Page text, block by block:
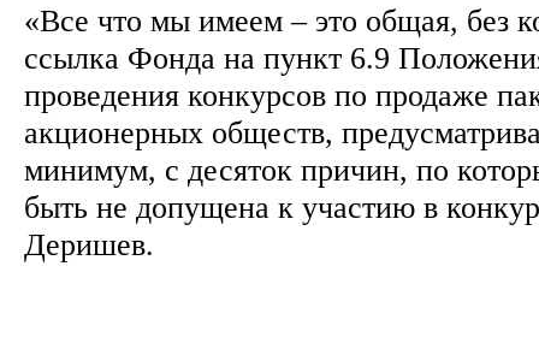
«Все что мы имеем – это общая, без
ссылка Фонда на пункт 6.9
проведения конкурсов по продаже
акционерных обществ,
минимум, с десяток причин, по
быть не допущена к участию в
Деришев.